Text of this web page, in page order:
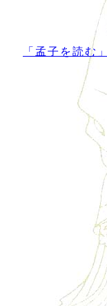
「孟子を読む